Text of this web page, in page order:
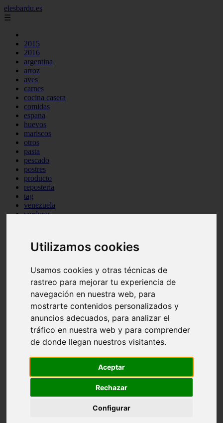
Utilizamos cookies
Usamos cookies y otras técnicas de
rastreo para mejorar tu experiencia de
navegación en nuestra web, para
mostrarte contenidos personalizados y
anuncios adecuados, para analizar el
tráfico en nuestra web y para comprender
de donde llegan nuestros visitantes.
Aceptar
Rechazar
Configurar
elesbardu.es
☰
2015
2016
argentina
arroz
aves
carnes
cocina casera
comidas
espana
huevos
mariscos
otros
pasta
pescado
postres
producto
reposteria
tag
venezuela
verduras
Teruel - sarrión
Cádiz - algodonales
Madrid - madrid
Asturias - oviedo
Cádiz - el-puerto-de-santa-maría
Asturias - aller
álava - vitoria-gasteiz
Málaga - marbella
Zaragoza - zaragoza
Barcelona - barcelona
Valencia - valencia
Toledo - seseña
Cantabria - val-de-san-vicente